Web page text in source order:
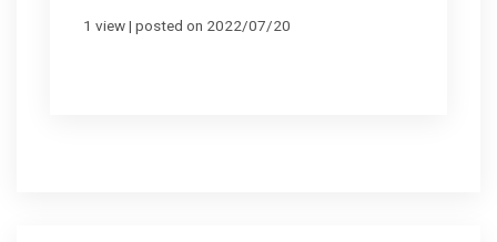
1 view| posted on 2022/07/20